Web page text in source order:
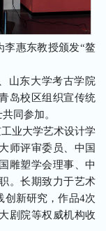
李惠东教授颁发“鳌
山东大学考古学院
岛校区组织宣传统
同参加。
业大学艺术设计学
师评审委员、中国
雕塑学会理事、中
。长期致力于艺术
创新研究，作品4次
剧院等权威机构收